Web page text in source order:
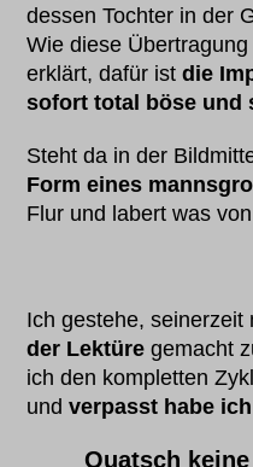
dessen Tochter in der
Wie diese
erklärt, dafür istdie
sofort total böse und
Steht da in der
Form eines
Flur und labert was
Ich gestehe,
der Lektüre gemacht
ich den kompletten
undverpasst habe
Quatsch